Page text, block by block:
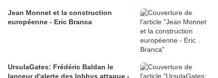
Jean Monnet et la construction
européenne - Eric Branca
UrsulaGates: Frédéric Baldan le
lanceur d'alerte des lobbys attaque -